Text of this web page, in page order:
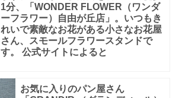
1分、「WONDER FLOWER（ワンダ
ーフラワー）自由が丘店」。いつもき
れいで素敵なお花がある小さなお花屋
さん、スモールフラワースタンドで
す。 公式サイトによると
お気に入りのパン屋さん